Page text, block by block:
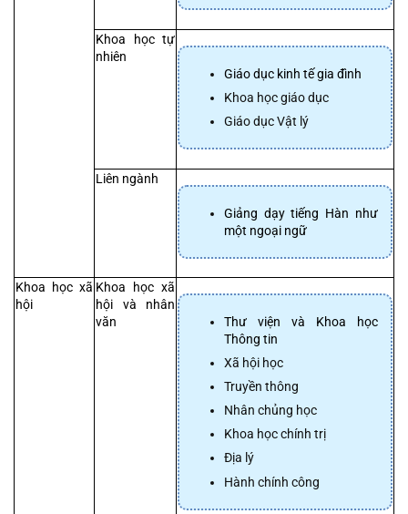
Khoa học tự
nhiên
Giáo dục kinh tế gia đình
Khoa học giáo dục
Giáo dục Vật lý
Liên ngành
Giảng dạy tiếng Hàn như
một ngoại ngữ
Khoa học xã
hội
Khoa học xã
hội và nhân
văn
Thư viện và Khoa học
Thông tin
Xã hội học
Truyền thông
Nhân chủng học
Khoa học chính trị
Địa lý
Hành chính công